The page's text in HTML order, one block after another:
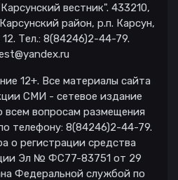
вестник". 433210,
район, р.п. Карсун,
Тел.: 8(84246)2-44-79.
12+. Все материалы сайта
СМИ - сетевое издание
всем вопросам размещения
телефону: 8(84246)2-44-79.
о регистрации средства
Эл № ФС77-83751 от 29
Федеральной службой по